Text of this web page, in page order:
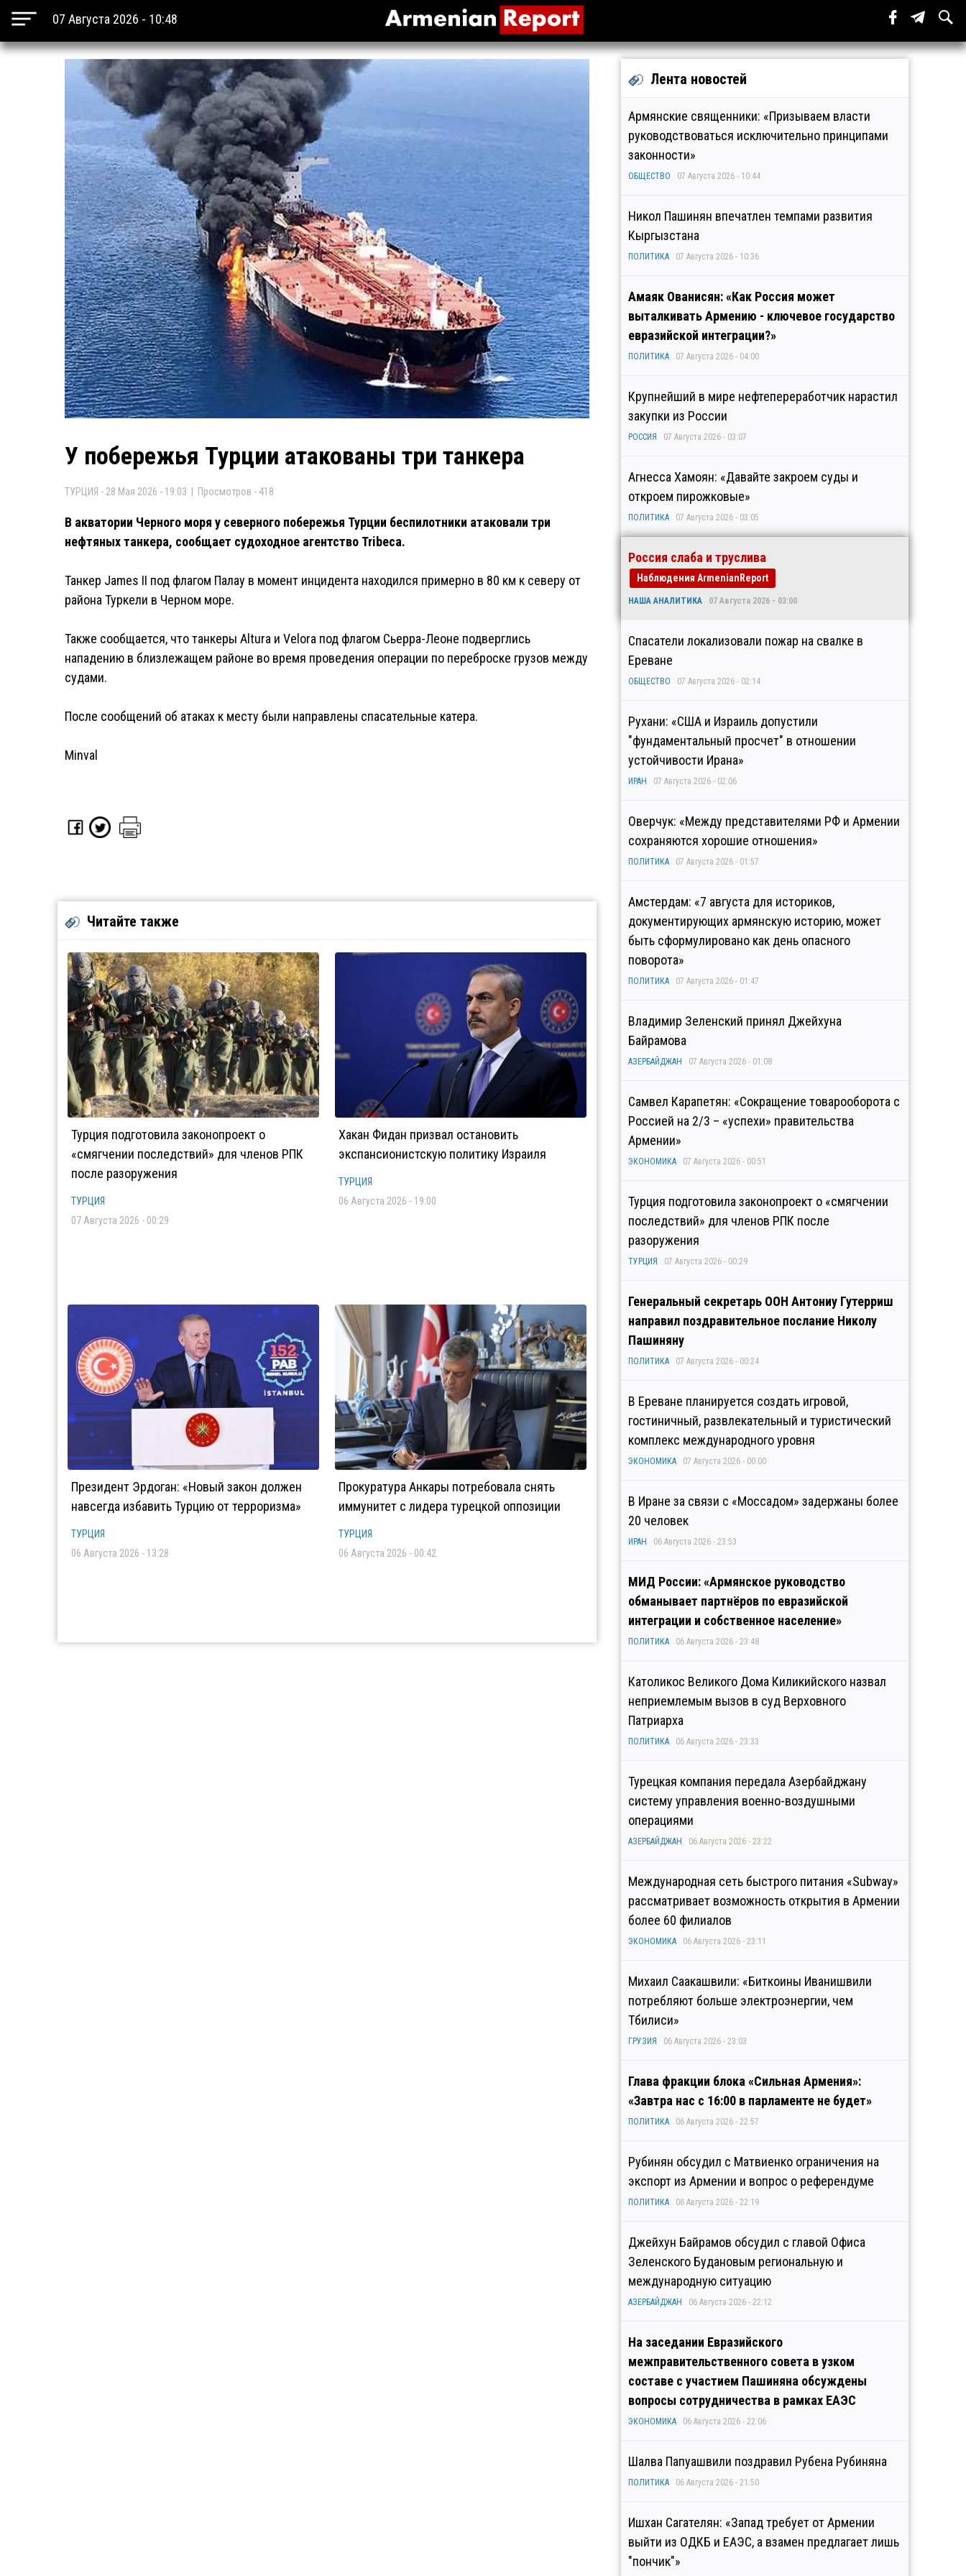
07 Августа 2026 - 10:48
У побережья Турции атакованы три танкера
ТУРЦИЯ - 28 Мая 2026 - 19:03 | Просмотров - 418
В акватории Черного моря у северного побережья Турции беспилотники атаковали три
нефтяных танкера, сообщает судоходное агентство Tribeca.
Танкер James II под флагом Палау в момент инцидента находился примерно в 80 км к северу от
района Туркели в Черном море.
Также сообщается, что танкеры Altura и Velora под флагом Сьерра-Леоне подверглись
нападению в близлежащем районе во время проведения операции по переброске грузов между
судами.
После сообщений об атаках к месту были направлены спасательные катера.
Minval
Читайте также
Турция подготовила законопроект о
«смягчении последствий» для членов РПК
после разоружения
ТУРЦИЯ
07 Августа 2026 - 00:29
Хакан Фидан призвал остановить
экспансионистскую политику Израиля
ТУРЦИЯ
06 Августа 2026 - 19:00
Президент Эрдоган: «Новый закон должен
навсегда избавить Турцию от терроризма»
ТУРЦИЯ
06 Августа 2026 - 13:28
Прокуратура Анкары потребовала снять
иммунитет с лидера турецкой оппозиции
ТУРЦИЯ
06 Августа 2026 - 00:42
Лента новостей
Армянские священники: «Призываем власти
руководствоваться исключительно принципами
законности»
ОБЩЕСТВО 07 Августа 2026 - 10:44
Никол Пашинян впечатлен темпами развития
Кыргызстана
ПОЛИТИКА 07 Августа 2026 - 10:36
Амаяк Ованисян: «Как Россия может
выталкивать Армению - ключевое государство
евразийской интеграции?»
ПОЛИТИКА 07 Августа 2026 - 04:00
Крупнейший в мире нефтепереработчик нарастил
закупки из России
РОССИЯ 07 Августа 2026 - 03:07
Агнесса Хамоян: «Давайте закроем суды и
откроем пирожковые»
ПОЛИТИКА 07 Августа 2026 - 03:05
Россия слаба и труслива
Наблюдения ArmenianReport
НАША АНАЛИТИКА 07 Августа 2026 - 03:00
Спасатели локализовали пожар на свалке в
Ереване
ОБЩЕСТВО 07 Августа 2026 - 02:14
Рухани: «США и Израиль допустили
"фундаментальный просчет" в отношении
устойчивости Ирана»
ИРАН 07 Августа 2026 - 02:06
Оверчук: «Между представителями РФ и Армении
сохраняются хорошие отношения»
ПОЛИТИКА 07 Августа 2026 - 01:57
Амстердам: «7 августа для историков,
документирующих армянскую историю, может
быть сформулировано как день опасного
поворота»
ПОЛИТИКА 07 Августа 2026 - 01:47
Владимир Зеленский принял Джейхуна
Байрамова
АЗЕРБАЙДЖАН 07 Августа 2026 - 01:08
Самвел Карапетян: «Сокращение товарооборота с
Россией на 2/3 – «успехи» правительства
Армении»
ЭКОНОМИКА 07 Августа 2026 - 00:51
Турция подготовила законопроект о «смягчении
последствий» для членов РПК после
разоружения
ТУРЦИЯ 07 Августа 2026 - 00:29
Генеральный секретарь ООН Антониу Гутерриш
направил поздравительное послание Николу
Пашиняну
ПОЛИТИКА 07 Августа 2026 - 00:24
В Ереване планируется создать игровой,
гостиничный, развлекательный и туристический
комплекс международного уровня
ЭКОНОМИКА 07 Августа 2026 - 00:00
В Иране за связи с «Моссадом» задержаны более
20 человек
ИРАН 06 Августа 2026 - 23:53
МИД России: «Армянское руководство
обманывает партнёров по евразийской
интеграции и собственное население»
ПОЛИТИКА 06 Августа 2026 - 23:48
Католикос Великого Дома Киликийского назвал
неприемлемым вызов в суд Верховного
Патриарха
ПОЛИТИКА 06 Августа 2026 - 23:33
Турецкая компания передала Азербайджану
систему управления военно-воздушными
операциями
АЗЕРБАЙДЖАН 06 Августа 2026 - 23:22
Международная сеть быстрого питания «Subway»
рассматривает возможность открытия в Армении
более 60 филиалов
ЭКОНОМИКА 06 Августа 2026 - 23:11
Михаил Саакашвили: «Биткоины Иванишвили
потребляют больше электроэнергии, чем
Тбилиси»
ГРУЗИЯ 06 Августа 2026 - 23:03
Глава фракции блока «Сильная Армения»:
«Завтра нас с 16:00 в парламенте не будет»
ПОЛИТИКА 06 Августа 2026 - 22:57
Рубинян обсудил с Матвиенко ограничения на
экспорт из Армении и вопрос о референдуме
ПОЛИТИКА 06 Августа 2026 - 22:19
Джейхун Байрамов обсудил с главой Офиса
Зеленского Будановым региональную и
международную ситуацию
АЗЕРБАЙДЖАН 06 Августа 2026 - 22:12
На заседании Евразийского
межправительственного совета в узком
составе с участием Пашиняна обсуждены
вопросы сотрудничества в рамках ЕАЭС
ЭКОНОМИКА 06 Августа 2026 - 22:06
Шалва Папуашвили поздравил Рубена Рубиняна
ПОЛИТИКА 06 Августа 2026 - 21:50
Ишхан Сагателян: «Запад требует от Армении
выйти из ОДКБ и ЕАЭС, а взамен предлагает лишь
"пончик"»